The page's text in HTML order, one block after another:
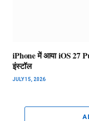
iPhone में आया iOS 27
इंस्टॉल
JULY 15, 2026